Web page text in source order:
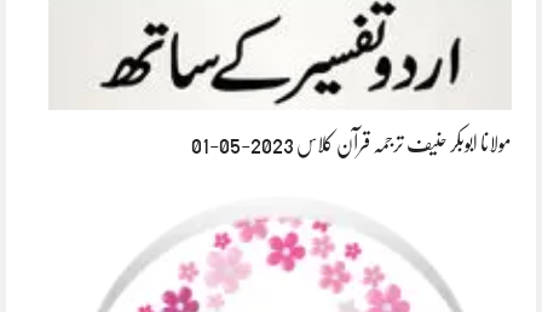
مولانا ابوبکر حنیف ترجمہ قرآن کلاس 2023-05-01